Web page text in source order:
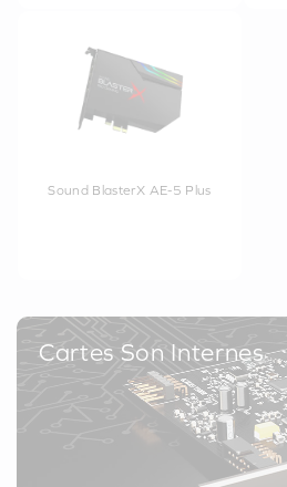
Sound BlasterX AE-5 Plus
Cartes Son Internes